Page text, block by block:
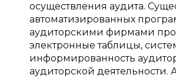
осуществления аудита.
автоматизированных
аудиторскими фирмами
электронные таблицы,
информированность
аудиторской деятельности.